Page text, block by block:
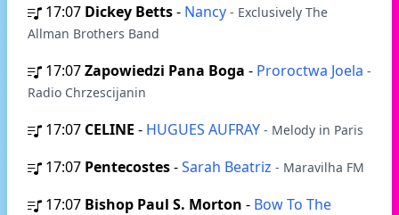
17:07 Dickey Betts- Nancy - Exclusively The
Allman Brothers Band
17:07Zapowiedzi Pana Boga - Proroctwa Joela -
Radio Chrzescijanin
17:07 CELINE - HUGUES AUFRAY - Melody in Paris
17:07 Pentecostes-Sarah Beatriz - Maravilha FM
17:07 Bishop Paul S. Morton - Bow To The